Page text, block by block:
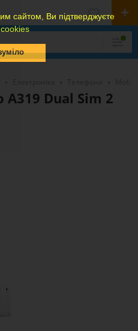
сайтом, Ви підтверджуєте
Dual Sim 2